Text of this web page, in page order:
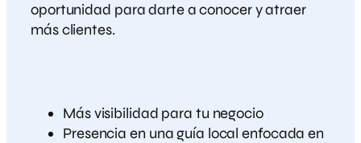
oportunidad para darte a conocer y atraer
más clientes.
Más visibilidad para tu negocio
Presencia en una guía local enfocada en